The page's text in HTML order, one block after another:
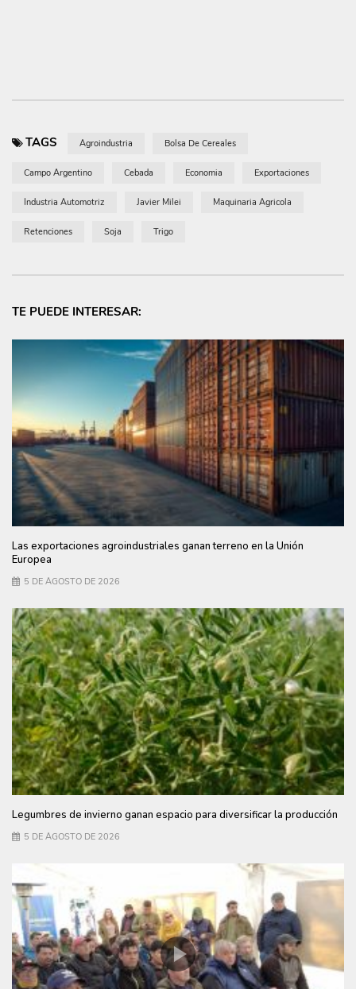
TAGS Agroindustria Bolsa De Cereales
Campo Argentino Cebada Economia Exportaciones
Industria Automotriz Javier Milei Maquinaria Agricola
Retenciones Soja Trigo
TE PUEDE INTERESAR:
Las exportaciones agroindustriales ganan terreno en la Unión
Europea
5 DE AGOSTO DE 2026
Legumbres de invierno ganan espacio para diversificar la producción
5 DE AGOSTO DE 2026